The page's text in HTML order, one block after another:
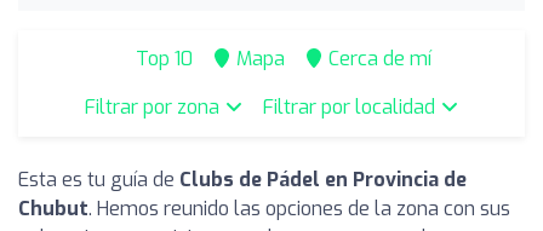
Top 10 Mapa
Cerca de mí
Filtrar por zona
Filtrar por localidad
Esta es tu guía de Clubs de Pádel en Provincia de
Chubut. Hemos reunido las opciones de la zona con sus